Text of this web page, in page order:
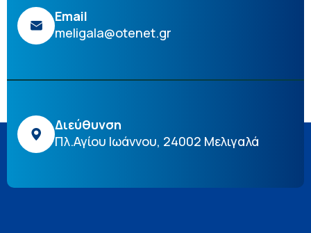
Email
meligala@otenet.gr
Διεύθυνση
Πλ.Αγίου Ιωάννου, 24002 Μελιγαλά